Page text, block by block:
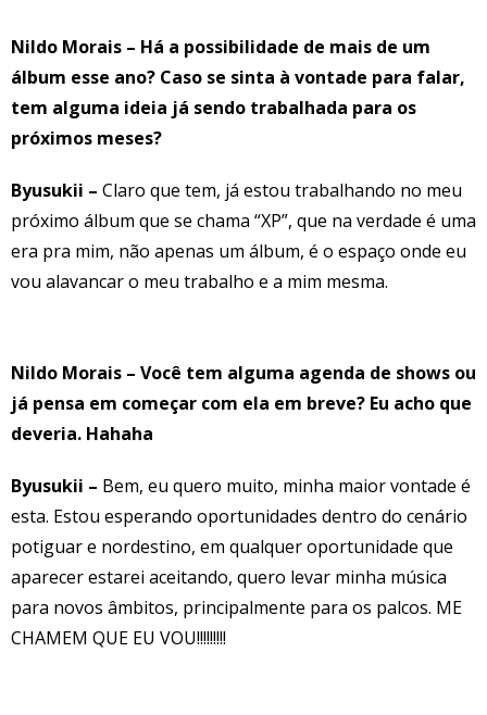
Nildo Morais – Há a possibilidade de mais de um
álbum esse ano? Caso se sinta à vontade para falar,
tem alguma ideia já sendo trabalhada para os
próximos meses?
Byusukii – Claro que tem, já estou trabalhando no meu
próximo álbum que se chama “XP”, que na verdade é uma
era pra mim, não apenas um álbum, é o espaço onde eu
vou alavancar o meu trabalho e a mim mesma.
Nildo Morais – Você tem alguma agenda de shows ou
já pensa em começar com ela em breve? Eu acho que
deveria. Hahaha
Byusukii – Bem, eu quero muito, minha maior vontade é
esta. Estou esperando oportunidades dentro do cenário
potiguar e nordestino, em qualquer oportunidade que
aparecer estarei aceitando, quero levar minha música
para novos âmbitos, principalmente para os palcos. ME
CHAMEM QUE EU VOU!!!!!!!!!